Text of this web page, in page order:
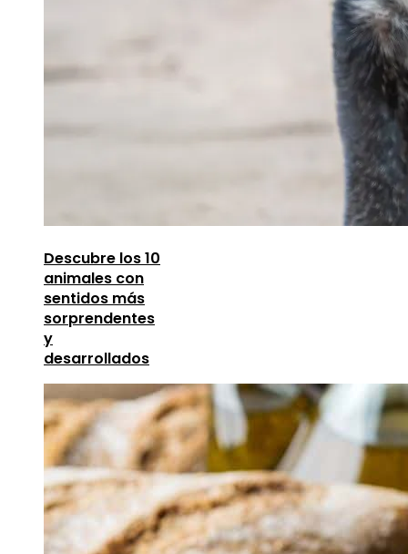
Descubre los 10
animales con
sentidos más
sorprendentes
y
desarrollados